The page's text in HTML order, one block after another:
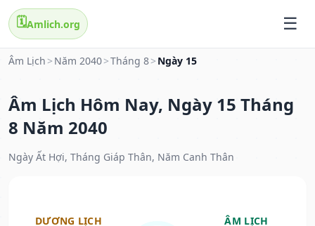
🗓️Amlich.org
Âm Lịch > Năm 2040>Tháng 8> Ngày 15
Âm Lịch Hôm Nay, Ngày 15 Tháng
8 Năm 2040
Ngày Ất Hợi, Tháng Giáp Thân, Năm Canh Thân
DƯƠNG LỊCH ÂM LỊCH